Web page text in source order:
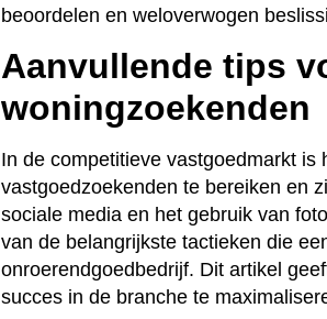
beoordelen en weloverwogen
Aanvullende tips
woningzoekenden
In de competitieve vastgoedmarkt
vastgoedzoekenden te bereiken en
sociale media en het gebruik van
van de belangrijkste tactieken die
onroerendgoedbedrijf. Dit artikel
succes in de branche te